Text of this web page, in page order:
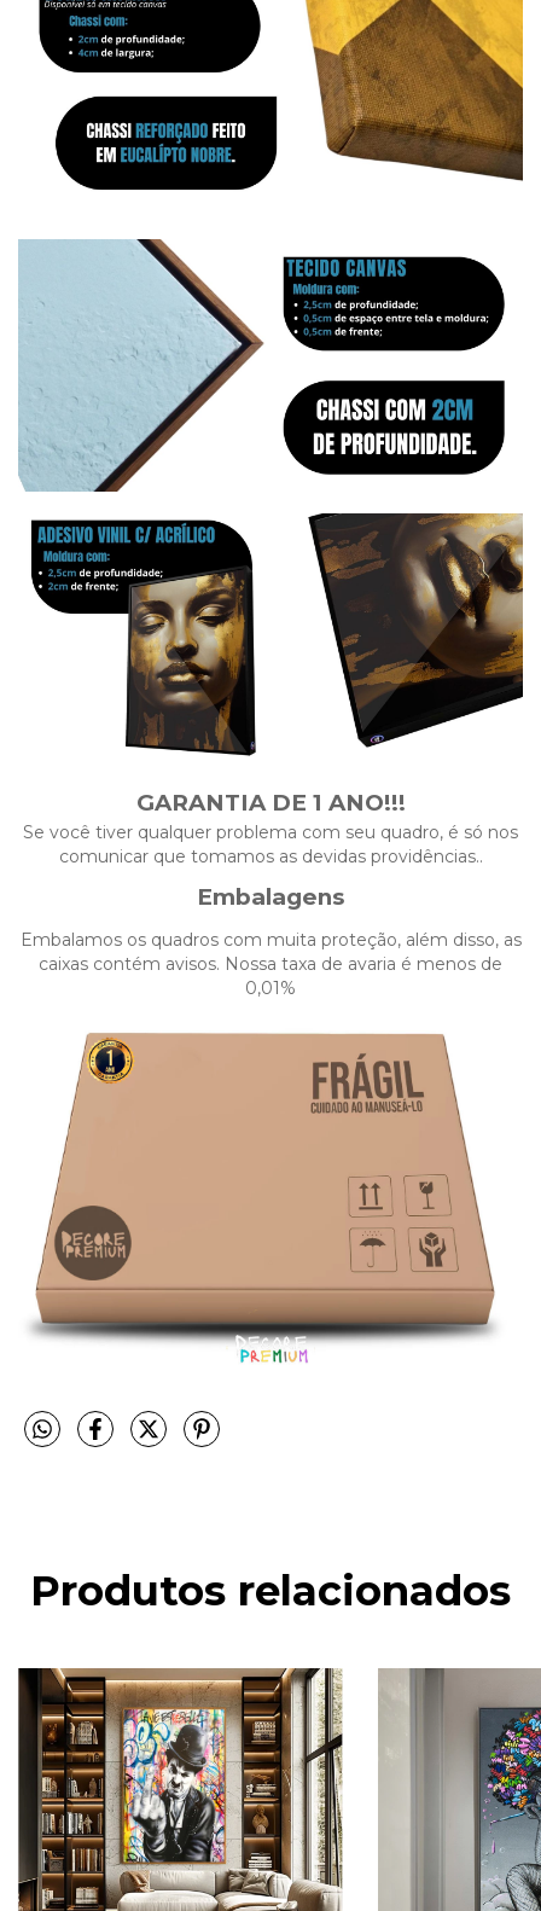
GARANTIA DE 1 ANO!!!
Se você tiver qualquer problema com seu quadro, é só nos
comunicar que tomamos as devidas providências..
Embalagens
Embalamos os quadros com muita proteção, além disso, as
caixas contém avisos. Nossa taxa de avaria é menos de
0,01%
Produtos relacionados